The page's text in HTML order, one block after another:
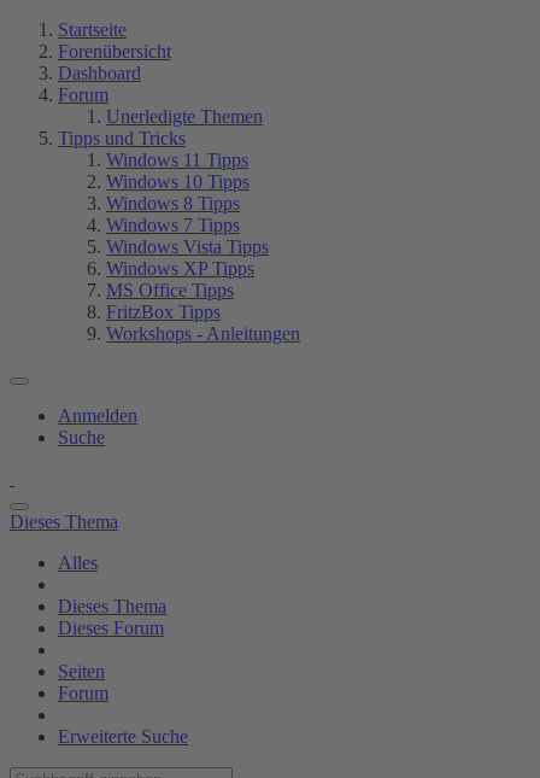
Startseite
Forenübersicht
Dashboard
Forum
Unerledigte Themen
Tipps und Tricks
Windows 11 Tipps
Windows 10 Tipps
Windows 8 Tipps
Windows 7 Tipps
Windows Vista Tipps
Windows XP Tipps
MS Office Tipps
FritzBox Tipps
Workshops - Anleitungen
Anmelden
Suche
Dieses Thema
Alles
Dieses Thema
Dieses Forum
Seiten
Forum
Erweiterte Suche